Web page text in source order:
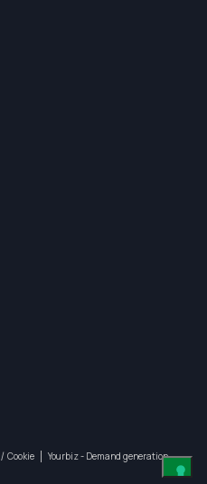
/ Cookie Yourbiz - Demand generation